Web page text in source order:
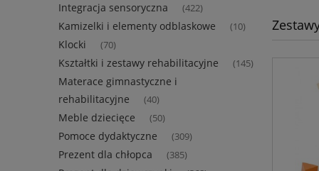
Integracja sensoryczna (422)
Kamizelki i elementy odblaskowe (10)
Klocki (70)
Kształtki i zestawy rehabilitacyjne (145)
Materace gimnastyczne i
rehabilitacyjne
(40)
Meble dziecięce (50)
Pomoce dydaktyczne (309)
Prezent dla chłopca (385)